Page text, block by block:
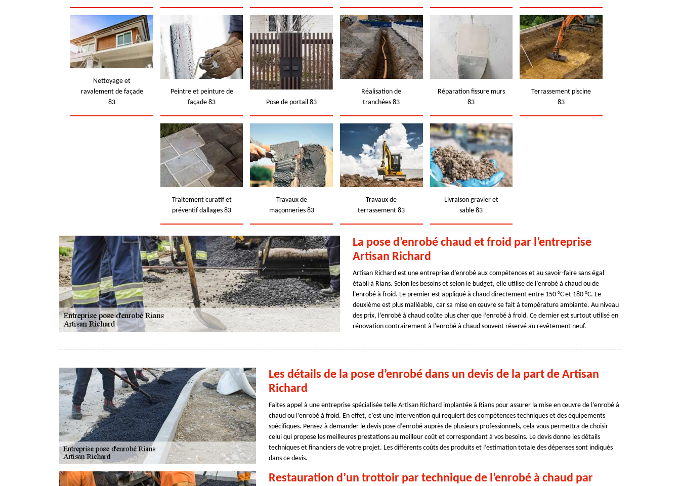
Nettoyage et
ravalement de façade
83
Peintre et peinture de
façade 83
Pose de portail 83
Réalisation de
tranchées 83
Réparation fissure murs
83
Terrassement piscine
83
Traitement curatif et
préventif dallages 83
Travaux de
maçonneries 83
Travaux de
terrassement 83
Livraison gravier et
sable 83
La pose d’enrobé chaud et froid par l’entreprise
Artisan Richard
Artisan Richard est une entreprise d’enrobé aux compétences et au savoir-faire sans égal
établi à Rians. Selon les besoins et selon le budget, elle utilise de l’enrobé à chaud ou de
l’enrobé à froid. Le premier est appliqué à chaud directement entre 150 °C et 180 °C. Le
deuxième est plus malléable, car sa mise en œuvre se fait à température ambiante. Au niveau
des prix, l’enrobé à chaud coûte plus cher que l’enrobé à froid. Ce dernier est surtout utilisé en
rénovation contrairement à l’enrobé à chaud souvent réservé au revêtement neuf.
Les détails de la pose d’enrobé dans un devis de la part de Artisan
Richard
Faites appel à une entreprise spécialisée telle Artisan Richard implantée à Rians pour assurer la mise en œuvre de l’enrobé à
chaud ou l’enrobé à froid. En effet, c’est une intervention qui requiert des compétences techniques et des équipements
spécifiques. Pensez à demander le devis pose d’enrobé auprès de plusieurs professionnels, cela vous permettra de choisir
celui qui propose les meilleures prestations au meilleur coût et correspondant à vos besoins. Le devis donne les détails
techniques et financiers de votre projet. Les différents coûts des produits et l’estimation totale des dépenses sont indiqués
dans ce devis.
Restauration d’un trottoir par technique de l’enrobé à chaud par